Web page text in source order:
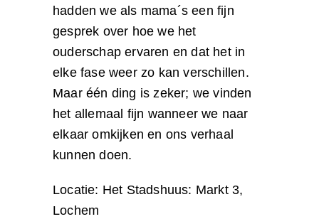
hadden we als mama´s een fijn
gesprek over hoe we het
ouderschap ervaren en dat het in
elke fase weer zo kan verschillen.
Maar één ding is zeker; we vinden
het allemaal fijn wanneer we naar
elkaar omkijken en ons verhaal
kunnen doen.
Locatie: Het Stadshuus: Markt 3,
Lochem